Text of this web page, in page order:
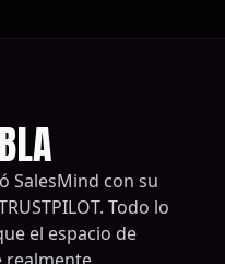
SalesMind con su
Todo lo
el espacio de